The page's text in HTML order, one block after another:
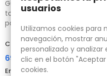
Gubias.com.es, tu tienda
tornos para bricolaje y
para tus necesidades.
Contacta con nosotros
696 95 85 58
Email
usuarios
Utilizamos cookies para
navegación, mostrar
personalizado y
clic en el botón
cookies.